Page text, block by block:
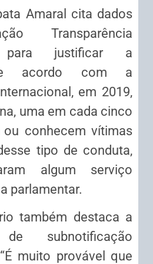
Amaral cita dados
Transparência
para justificar a
acordo com a
em 2019,
uma em cada cinco
conhecem vítimas
tipo de conduta,
algum serviço
parlamentar.
também destaca a
de subnotificação
muito provável que